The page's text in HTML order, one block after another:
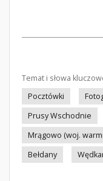
Temat i słowa
Pocztówki
Prusy Wschodnie
Mrągowo (woj.
Bełdany